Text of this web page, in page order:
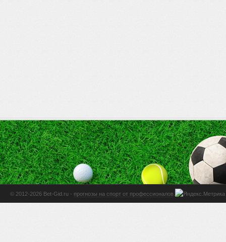
© 2012-2026 Bet-Gid.ru - прогнозы на спорт от профессионалов